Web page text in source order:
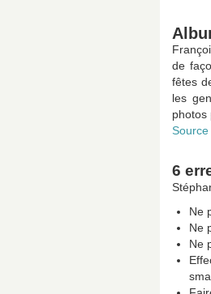
de
fêtes
les
photos
Source
6
Ne
Ne
Ne